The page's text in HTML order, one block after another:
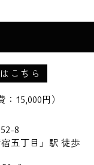
こちら
： 15,000円）
8
五丁目」駅 徒歩